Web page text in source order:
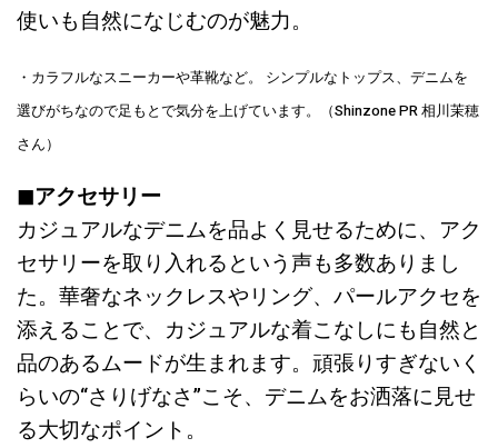
使いも自然になじむのが魅力。
・カラフルなスニーカーや革靴など。 シンプルなトップス、デニムを
選びがちなので足もとで気分を上げています。（Shinzone PR 相川茉穂
さん）
◼︎アクセサリー
カジュアルなデニムを品よく見せるために、アク
セサリーを取り入れるという声も多数ありまし
た。華奢なネックレスやリング、パールアクセを
添えることで、カジュアルな着こなしにも自然と
品のあるムードが生まれます。頑張りすぎないく
らいの“さりげなさ”こそ、デニムをお洒落に見せ
る大切なポイント。